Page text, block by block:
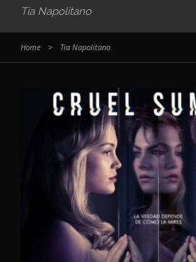
Tia Napolitano
Home > Tia Napolitano